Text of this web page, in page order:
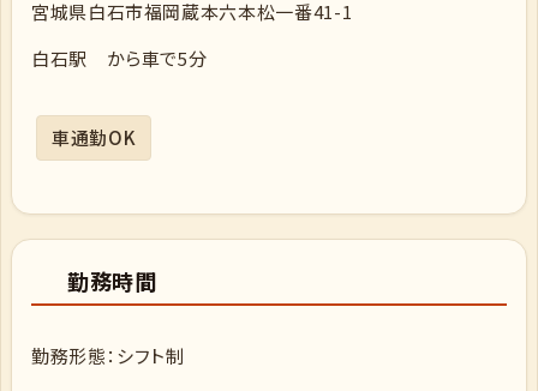
宮城県白石市福岡蔵本六本松一番41-1
白石駅 から車で5分
車通勤OK
勤務時間
勤務形態：シフト制